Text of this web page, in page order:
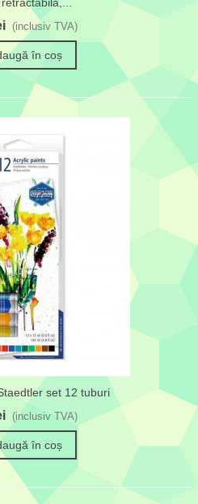
(inclusiv TVA)
în coș
set 12 tuburi
(inclusiv TVA)
în coș